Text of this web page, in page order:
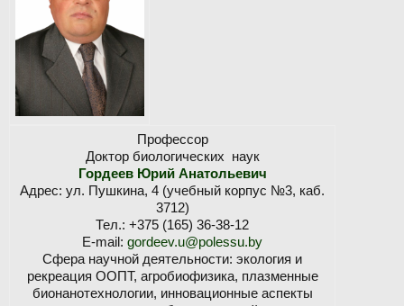
Профессор
Доктор биологических наук
Гордеев Юрий Анатольевич
Адрес: ул. Пушкина, 4 (учебный корпус №3, каб.
3712)
Тел.: +375 (165) 36-38-12
E-mail: gordeev.u@polessu.by
Сфера научной деятельности: экология и
рекреация ООПТ, агробиофизика, плазменные
бионанотехнологии, инновационные аспекты